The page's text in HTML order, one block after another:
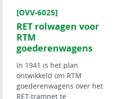
[OVV-6025]
RET rolwagen voor
RTM
goederenwagens
In 1941 is het plan
ontwikkeld om RTM
goederenwagens over het
RET-tramnet te